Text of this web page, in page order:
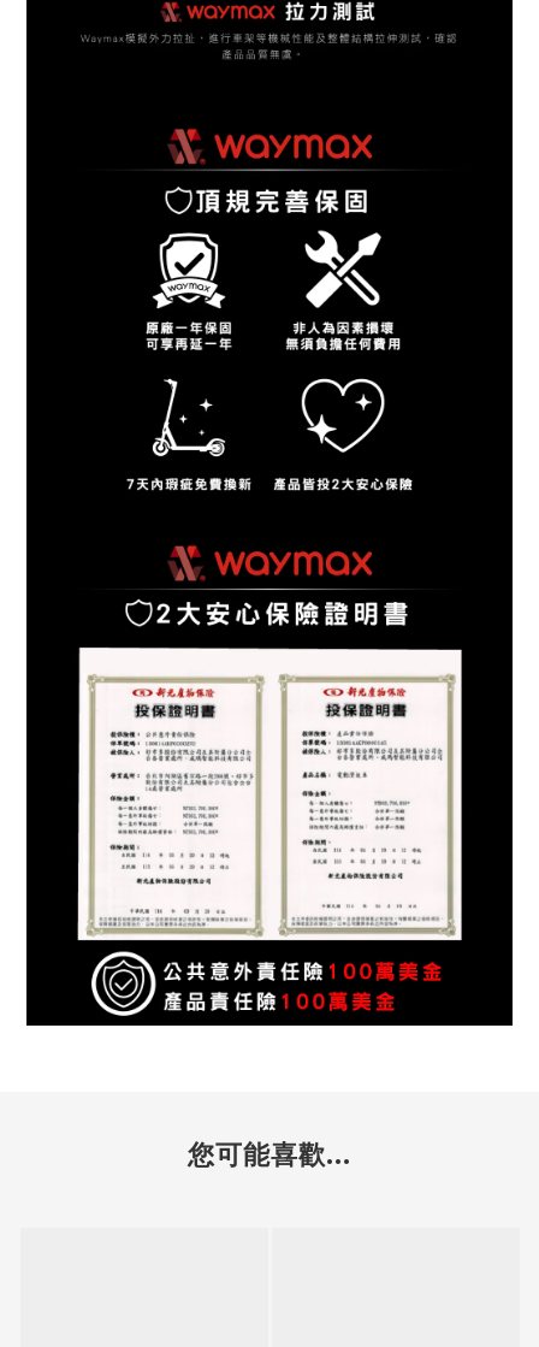
您可能喜歡...